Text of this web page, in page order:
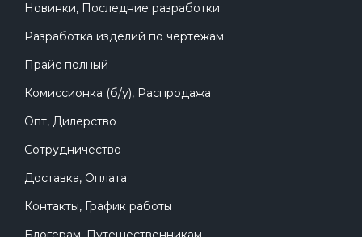
Новинки, Последние разработки
Разработка изделий по чертежам
Прайс полный
Комиссионка (б/у), Распродажа
Опт, Дилерство
Сотрудничество
Доставка, Оплата
Контакты, График работы